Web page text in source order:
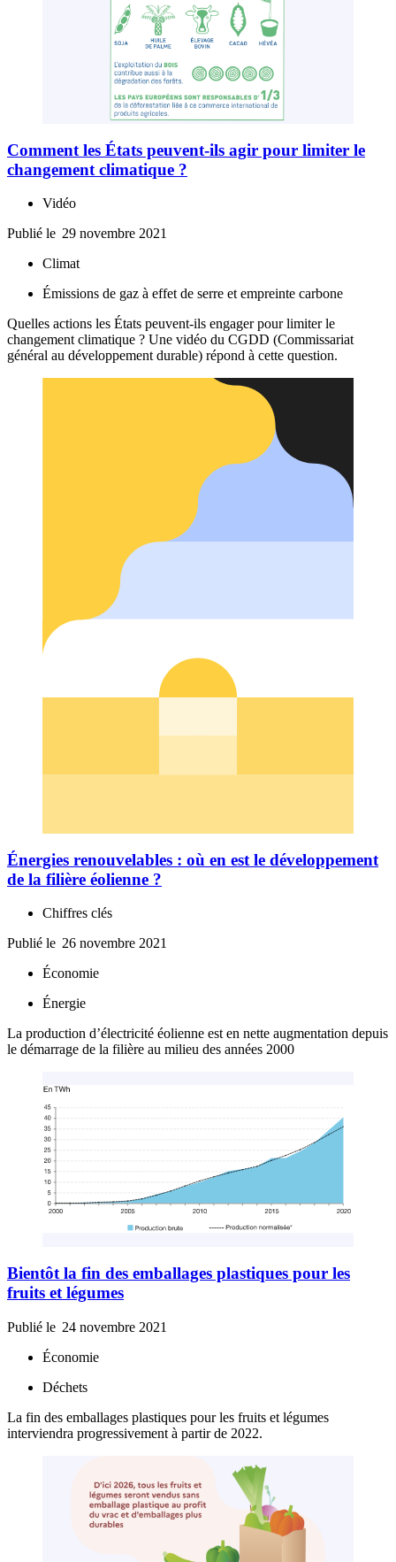
Comment les États peuvent-ils agir pour limiter le
changement climatique ?
Vidéo
Publié le 29 novembre 2021
Climat
Émissions de gaz à effet de serre et empreinte carbone
Quelles actions les États peuvent-ils engager pour limiter le
changement climatique ? Une vidéo du CGDD (Commissariat
général au développement durable) répond à cette question.
Énergies renouvelables : où en est le développement
de la filière éolienne ?
Chiffres clés
Publié le 26 novembre 2021
Économie
Énergie
La production d’électricité éolienne est en nette augmentation depuis
le démarrage de la filière au milieu des années 2000
Bientôt la fin des emballages plastiques pour les
fruits et légumes
Publié le 24 novembre 2021
Économie
Déchets
La fin des emballages plastiques pour les fruits et légumes
interviendra progressivement à partir de 2022.